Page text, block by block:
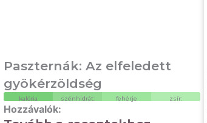
Paszternák: Az elfeledett
gyökérzöldség
kalória szénhidrát: fehérje zsír: